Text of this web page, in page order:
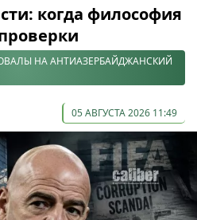
когда философия
НА АНТИАЗЕРБАЙДЖАНСКИЙ
05 АВГУСТА 2026 11:49